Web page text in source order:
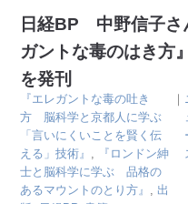
日経BP 中野信子さ
ガントな毒のはき方
を発刊
『エレガントな毒の吐き
方 脳科学と京都人に学ぶ
「言いにくいことを賢く伝
える」技術』
『ロンドン紳
士と脳科学に学ぶ 品格の
あるマウントのとり方』
出
｜